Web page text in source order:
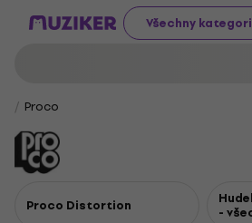
Všechny
Proco
Proco Distortion -